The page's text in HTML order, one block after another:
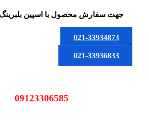
جهت سفارش محصولبا اسپین بلبرینگ
021-33934873
یا
021-33936833